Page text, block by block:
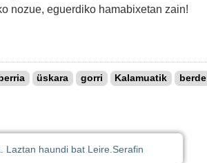
nozue, eguerdiko hamabixetan zain!
üskara gorri Kalamuatik berde
haundi bat Leire. Serafin